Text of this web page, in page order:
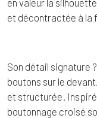
et décontractée à la
Son détail signature
boutons sur le
et structurée.
boutonnage croisé